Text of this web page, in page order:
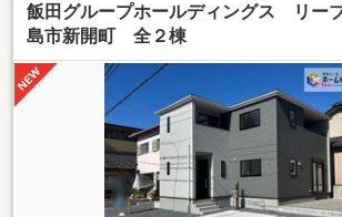
飯田グループホールディングス リー
島市新開町 全２棟